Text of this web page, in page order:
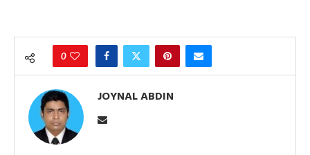
0
JOYNAL ABDIN